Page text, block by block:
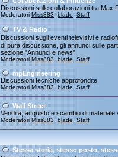
Discussioni sulle collaborazioni tra Max
Moderatori Miss883 blade Staff
TV & Radio
Discussioni sugli eventi televisivi e
di pura discussione, gli annunci sulle
sezione "Annunci e news"
Moderatori Miss883 blade Staff
mpEngineering
Discussioni tecniche approfondite
Moderatori Miss883 blade Staff
Wall Street
Vendita, acquisto e scambio di
Moderatori Miss883 blade Staff
Stessa storia, stesso posto,